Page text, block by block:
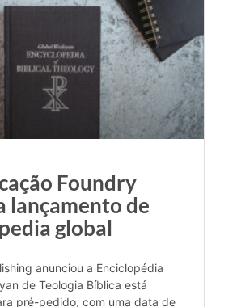
Foundry
lançamento de
global
anunciou a Enciclopédia
de Teologia Bíblica está
pré-pedido, com uma data de